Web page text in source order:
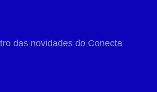
das novidades do Conecta